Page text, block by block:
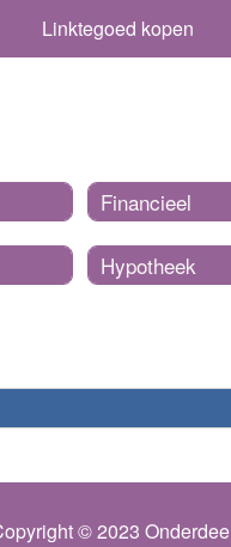
Linktegoed kopen
Financieel
Hypotheek
© 2023